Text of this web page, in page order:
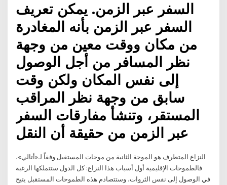
السفر عبر الزمن. يمكن تعريف
السفر عبر الزمن بأنه المغادرة
من مكان ووقت معين من وجهة
نظر المسافر من أجل الوصول
إلى نفس المكان ولكن وقت
سابق من وجهة نظر المراقب
المستقر، وتنشأ مفارقات السفر
عبر الزمن من حقيقة أن النقل
النزاع المتطرف هو الموجة الثانية من موجات المستقبل وفقاً لـ«أتالي»،
فالطموحات الإقليمية أول أسباب هذا النزاع: كل الدول ستتملكها الرغبة
في الوصول إلى نفس الثروات، وستتصادم هذه الطموحات المستقبل يتيح